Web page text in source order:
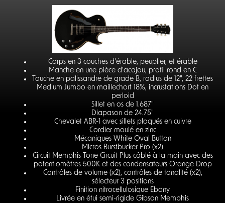
Corps en 3 couches d'érable, peuplier, et érable
Manche en une pièce d'acajou, profil rond en C
Touche en palissandre de grade B, radius de 12", 22 frettes
Medium Jumbo en maillechort 18%, incrustations Dot en
perloid
Sillet en os de 1.687"
Diapason de 24.75"
Chevalet ABR-1 avec sillets plaqués en cuivre
Cordier moulé en zinc
Mécaniques White Oval Button
Micros Burstbucker Pro (x2)
Circuit Memphis Tone Circuit Plus câblé à la main avec des
potentiomètres 500K et des condensateurs Orange Drop
Contrôles de volume (x2), contrôles de tonalité (x2),
sélecteur 3 positions
Finition nitrocellulosique Ebony
Livrée en étui semi-rigide Gibson Memphis